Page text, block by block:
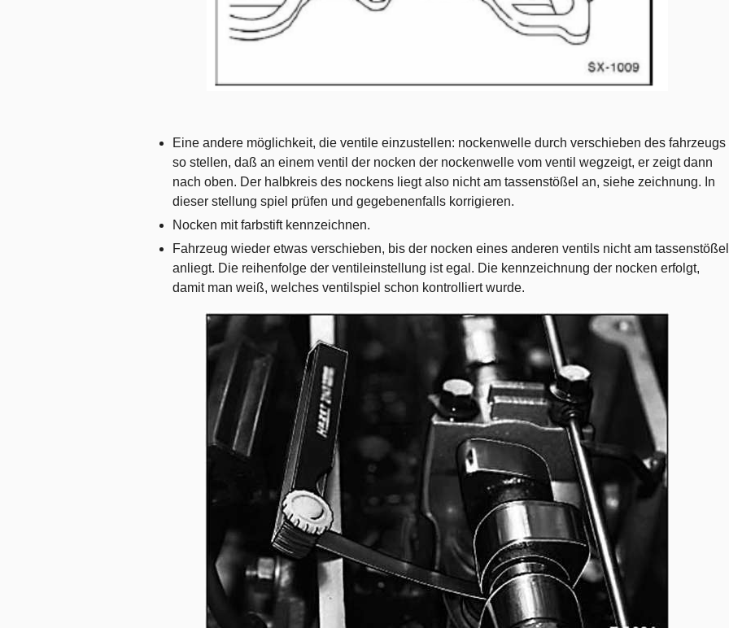
Eine andere möglichkeit, die ventile einzustellen: nockenwelle durch verschieben des fahrzeugs
so stellen, daß an einem ventil der nocken der nockenwelle vom ventil wegzeigt, er zeigt dann
nach oben. Der halbkreis des nockens liegt also nicht am tassenstößel an, siehe zeichnung. In
dieser stellung spiel prüfen und gegebenenfalls korrigieren.
Nocken mit farbstift kennzeichnen.
Fahrzeug wieder etwas verschieben, bis der nocken eines anderen ventils nicht am tassenstößel
anliegt. Die reihenfolge der ventileinstellung ist egal. Die kennzeichnung der nocken erfolgt,
damit man weiß, welches ventilspiel schon kontrolliert wurde.